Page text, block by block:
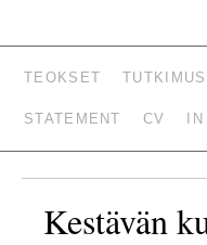
TEOKSET TUTKIMUS
STATEMENT CV
Kestävän